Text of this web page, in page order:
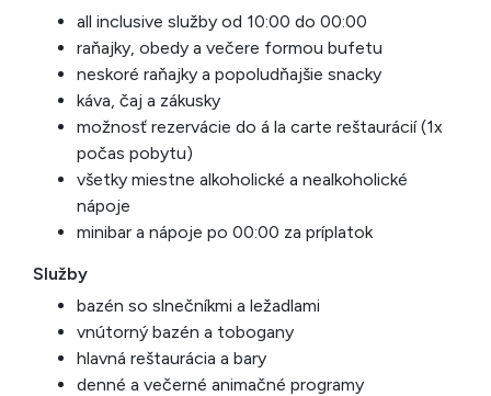
all inclusive služby od 10:00 do 00:00
raňajky, obedy a večere formou bufetu
neskoré raňajky a popoludňajšie snacky
káva, čaj a zákusky
možnosť rezervácie do á la carte reštaurácií (1x
počas pobytu)
všetky miestne alkoholické a nealkoholické
nápoje
minibar a nápoje po 00:00 za príplatok
Služby
bazén so slnečníkmi a ležadlami
vnútorný bazén a tobogany
hlavná reštaurácia a bary
denné a večerné animačné programy